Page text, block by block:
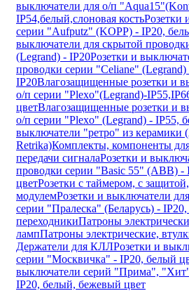
выключатели для о/п
IP54,белый,слоновая костьРозетки
серии "Aufputz" (KOPP) - IP20,
выключатели для скрытой
(Legrand) - IP20Розетки и
проводки серии "Celiane" (Legrand)
IP20Влагозащищенные розетки и
о/п серии "Plexo"(Legrand)-
цветВлагозащищенные розетки и
о/п серии "Plexo" (Legrand) - IP55,
выключатели "ретро" из керамики
Retrika)Комплекты, компоненты
передачи сигналаРозетки и
проводки серии "Basic 55" (ABB) -
цветРозетки с таймером, c
модулемРозетки и выключатели
серии "Пралеска" (Беларусь) -
переходникиПатроны
лампПатроны электрические,
Держатели для КЛЛРозетки и
серии "Москвичка" - IP20, белый
выключатели серий "Прима",
IP20, белый, бежевый цвет